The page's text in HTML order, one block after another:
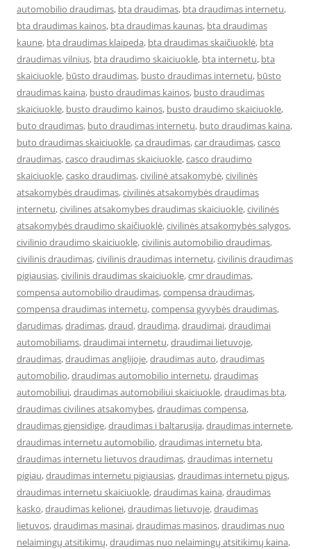
automobilio draudimas, bta draudimas, bta draudimas internetu,
bta draudimas kainos, bta draudimas kaunas, bta draudimas
kaune, bta draudimas klaipeda, bta draudimas skaičiuoklė, bta
draudimas vilnius, bta draudimo skaiciuokle, bta internetu, bta
skaiciuokle, būsto draudimas, busto draudimas internetu, būsto
draudimas kaina, busto draudimas kainos, busto draudimas
skaiciuokle, busto draudimo kainos, busto draudimo skaiciuokle,
buto draudimas, buto draudimas internetu, buto draudimas kaina,
buto draudimas skaiciuokle,ca draudimas,car draudimas,casco
draudimas,casco draudimas skaiciuokle,casco draudimo
skaiciuokle,casko draudimas,civilinė atsakomybė,civilinės
atsakomybės draudimas,civilinės atsakomybės draudimas
internetu,civilines atsakomybes draudimas skaiciuokle,civilinės
atsakomybės draudimo skaičiuoklė,civilinės atsakomybės sąlygos,
civilinio draudimo skaiciuokle,civilinis automobilio draudimas,
civilinis draudimas,civilinis draudimas internetu,civilinis draudimas
pigiausias,civilinis draudimas skaiciuokle,cmr draudimas,
compensa automobilio draudimas,compensa draudimas,
compensa draudimas internetu,compensa gyvybės draudimas,
darudimas,dradimas,draud,draudima,draudimai,draudimai
automobiliams,draudimai internetu,draudimai lietuvoje,
draudimas,draudimas anglijoje,draudimas auto,draudimas
automobilio,draudimas automobilio internetu,draudimas
automobiliui,draudimas automobiliui skaiciuokle,draudimas bta,
draudimas civilines atsakomybes,draudimas compensa,
draudimas gjensidige,draudimas i baltarusija,draudimas internete,
draudimas internetu automobilio,draudimas internetu bta,
draudimas internetu lietuvos draudimas,draudimas internetu
pigiau,draudimas internetu pigiausias,draudimas internetu pigus,
draudimas internetu skaiciuokle,draudimas kaina,draudimas
kasko,draudimas kelionei,draudimas lietuvoje,draudimas
lietuvos,draudimas masinai,draudimas masinos,draudimas nuo
nelaimingų atsitikimų,draudimas nuo nelaimingų atsitikimų kaina,